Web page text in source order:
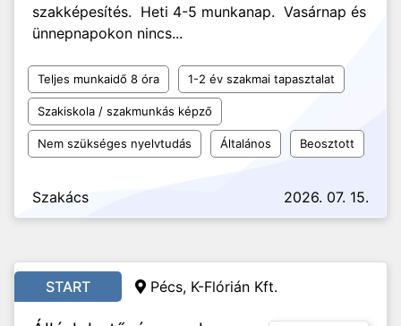
szakképesítés. Heti 4-5 munkanap. Vasárnap és
ünnepnapokon nincs...
Teljes munkaidő 8 óra 1-2 év szakmai tapasztalat
Szakiskola / szakmunkás képző
Nem szükséges nyelvtudás Általános Beosztott
Szakács 2026. 07. 15.
START Pécs, K-Flórián Kft.